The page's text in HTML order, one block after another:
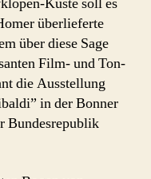
von
Odysseus
bis
Garibaldi
in
Bonn
Küste soll es
überlieferte
über diese Sage
Film- und Ton-
die Ausstellung
in der Bonner
Bundesrepublik